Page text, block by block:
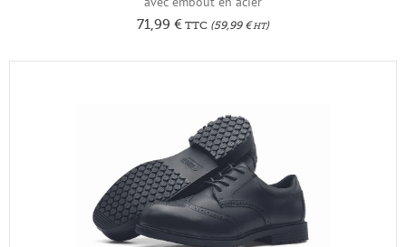
71,99 € TTC (59,99 €HT)